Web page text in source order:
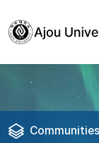
Communities